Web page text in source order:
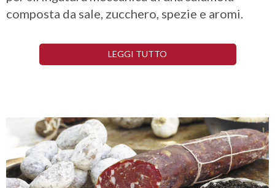
composta da sale, zucchero, spezie e aromi.
LEGGI TUTTO